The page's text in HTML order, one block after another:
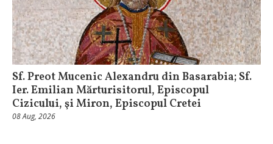
Sf. Preot Mucenic Alexandru din Basarabia; Sf.
Ier. Emilian Mărturisitorul, Episcopul
Cizicului, şi Miron, Episcopul Cretei
08 Aug, 2026